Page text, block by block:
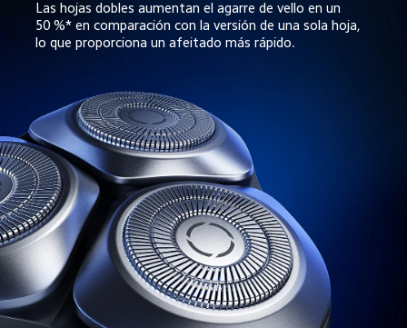
Las hojas dobles aumentan el agarre de vello en un
50 %* en comparación con la versión de una sola hoja,
lo que proporciona un afeitado más rápido.